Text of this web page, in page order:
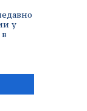
у